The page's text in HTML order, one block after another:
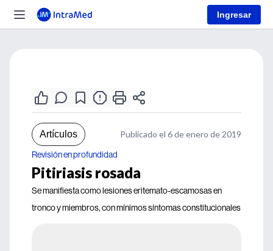
Ingresar
Artículos Publicado el 6 de enero de 2019
Revisión en profundidad
Pitiriasis rosada
Se manifiesta como lesiones eritemato-escamosas en
tronco y miembros, con mínimos síntomas constitucionales